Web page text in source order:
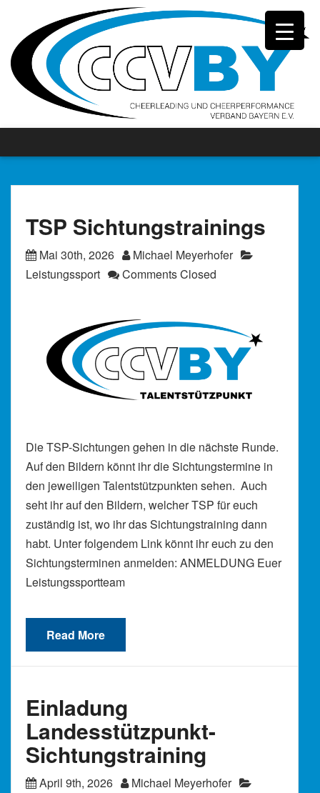
TSP Sichtungstrainings
Mai 30th, 2026
Michael Meyerhofer
Leistungssport
Comments Closed
Die TSP-Sichtungen gehen in die nächste Runde.
Auf den Bildern könnt ihr die Sichtungstermine in
den jeweiligen Talentstützpunkten sehen. Auch
seht ihr auf den Bildern, welcher TSP für euch
zuständig ist, wo ihr das Sichtungstraining dann
habt. Unter folgendem Link könnt ihr euch zu den
Sichtungsterminen anmelden: ANMELDUNG Euer
Leistungssportteam
Read More
Einladung
Landesstützpunkt-
Sichtungstraining
April 9th, 2026
Michael Meyerhofer